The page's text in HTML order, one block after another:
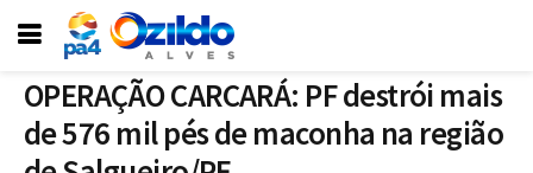
OPERAÇÃO CARCARÁ: PF destrói mais
de 576 mil pés de maconha na região